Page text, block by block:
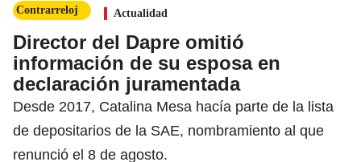
Contrarreloj Actualidad
Director del Dapre omitió
información de su esposa en
declaración juramentada
Desde 2017, Catalina Mesa hacía parte de la lista
de depositarios de la SAE, nombramiento al que
renunció el 8 de agosto.